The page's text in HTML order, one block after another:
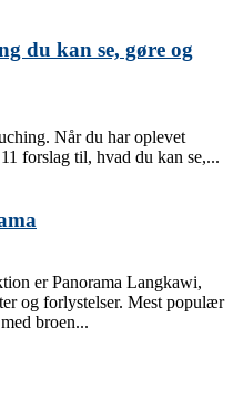
du kan se, gøre og
Når du har oplevet
forslag til, hvad du kan se,...
er Panorama Langkawi,
og forlystelser. Mest populær
broen...